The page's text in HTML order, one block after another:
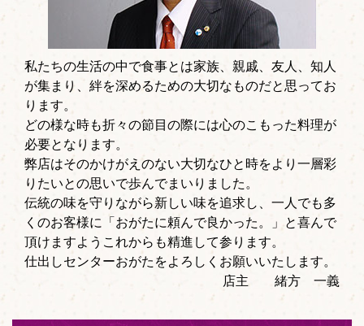
私たちの生活の中で食事とは家族、親戚、友人、知人
が集まり、絆を深めるための大切なものだと思ってお
ります。
どの様な時も折々の節目の際には心のこもった料理が
必要となります。
弊店はそのかけがえのない大切なひと時をより一層彩
りたいとの思いで歩んでまいりました。
伝統の味を守りながら新しい味を追求し、一人でも多
くのお客様に「おがたに頼んで良かった。」と喜んで
頂けますようこれからも精進して参ります。
仕出しセンターおがたをよろしくお願いいたします。
店主 緒方 一義